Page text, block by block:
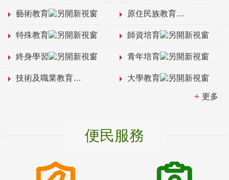
藝術教育 原住民族教育
特殊教育 師資培育
終身學習 青年培育
技術及職業教育 大學教育
更多
便民服務